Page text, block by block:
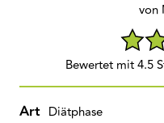
von
Bewertet mit 4.5
Art Diätphase